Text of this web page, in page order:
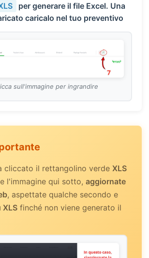
per generare il file Excel. Una
caricalo nel tuo preventivo
sull'immagine per ingrandire
cliccato il rettangolino verde XLS
l'immagine qui sotto, aggiornate
, aspettate qualche secondo e
XLS finché non viene generato il